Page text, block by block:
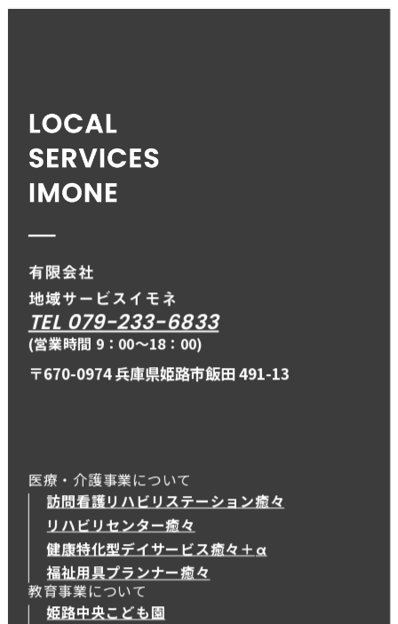
TEL 079-233-6833
(営業時間 9：00〜18：00)
〒670-0974 兵庫県姫路市飯田 491-13
医療・介護事業について
訪問看護リハビリステーション癒々
リハビリセンター癒々
健康特化型デイサービス癒々＋ α
健康特化型デイサービス癒々＋
福祉用具プランナー癒々
教育事業について
姫路中央こども園